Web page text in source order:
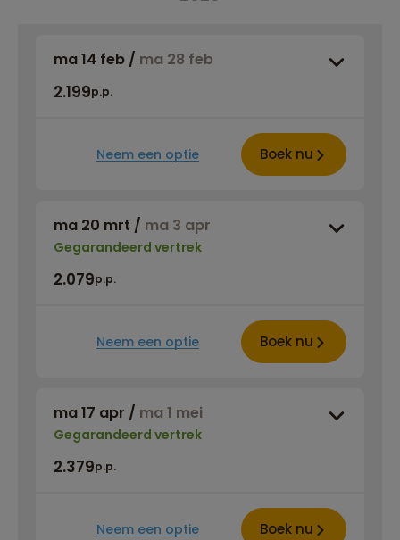
ma 14 feb / ma 28 feb
2.199p.p.
Neem een optie Boek nu
ma 20 mrt / ma 3 apr
Gegarandeerd vertrek
2.079p.p.
Neem een optie Boek nu
ma 17 apr / ma 1 mei
Gegarandeerd vertrek
2.379p.p.
Neem een optie Boek nu